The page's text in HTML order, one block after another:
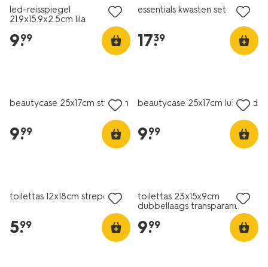
led-reisspiegel
21.9x15.9x2.5cm lila
9.
99
essentials kwasten set
17.
39
beautycase 25x17cm strepen
9.
99
beautycase 25x17cm luipaard
9.
99
toilettas 12x18cm strepen
5.
99
toilettas 23x15x9cm
dubbellaags transparant
9.
99